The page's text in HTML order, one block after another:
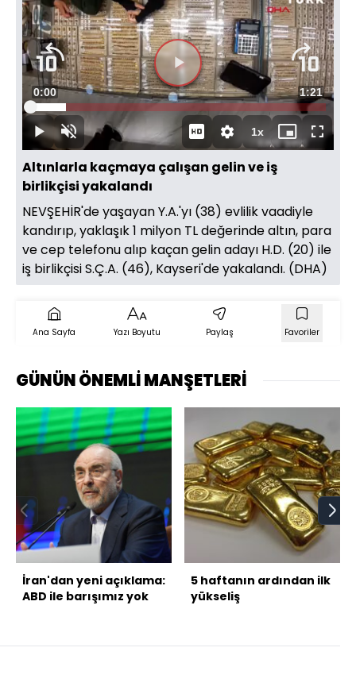
Videoyu
Oynat
OynatSesi
Aç
Süre
0:00 Toplam
Süre
1:21
Yüklendi:
12.18%
1xOynatma
Hızı
Mini
oynatıcı
Tam
Ekran
Altınlarla kaçmaya çalışan gelin ve iş
birlikçisi yakalandı
NEVŞEHİR'de yaşayan Y.A.'yı (38) evlilik vaadiyle
kandırıp, yaklaşık 1 milyon TL değerinde altın, para
ve cep telefonu alıp kaçan gelin adayı H.D. (20) ile
iş birlikçisi S.Ç.A. (46), Kayseri'de yakalandı. (DHA)
Ana Sayfa Yazı Boyutu Paylaş Favoriler
GÜNÜN ÖNEMLİ MANŞETLERİ
İran'dan yeni açıklama:
ABD ile barışımız yok
5 haftanın ardından ilk
yükseliş